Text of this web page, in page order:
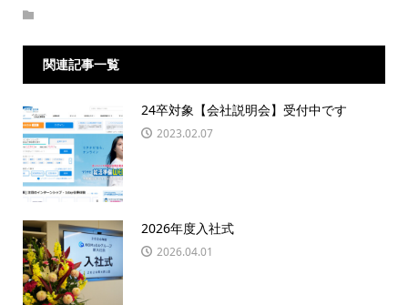
関連記事一覧
24卒対象【会社説明会】受付中です
2023.02.07
2026年度入社式
2026.04.01